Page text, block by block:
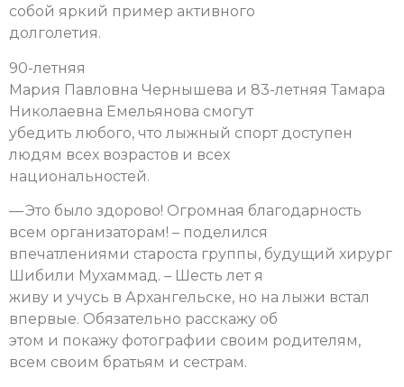
собой яркий пример активного
долголетия.
90-летняя
Мария Павловна Чернышева и 83-летняя Тамара
Николаевна Емельянова смогут
убедить любого, что лыжный спорт доступен
людям всех возрастов и всех
национальностей.
— Это было здорово! Огромная благодарность
всем организаторам! – поделился
впечатлениями староста группы, будущий хирург
Шибили Мухаммад. – Шесть лет я
живу и учусь в Архангельске, но на лыжи встал
впервые. Обязательно расскажу об
этом и покажу фотографии своим родителям,
всем своим братьям и сестрам.